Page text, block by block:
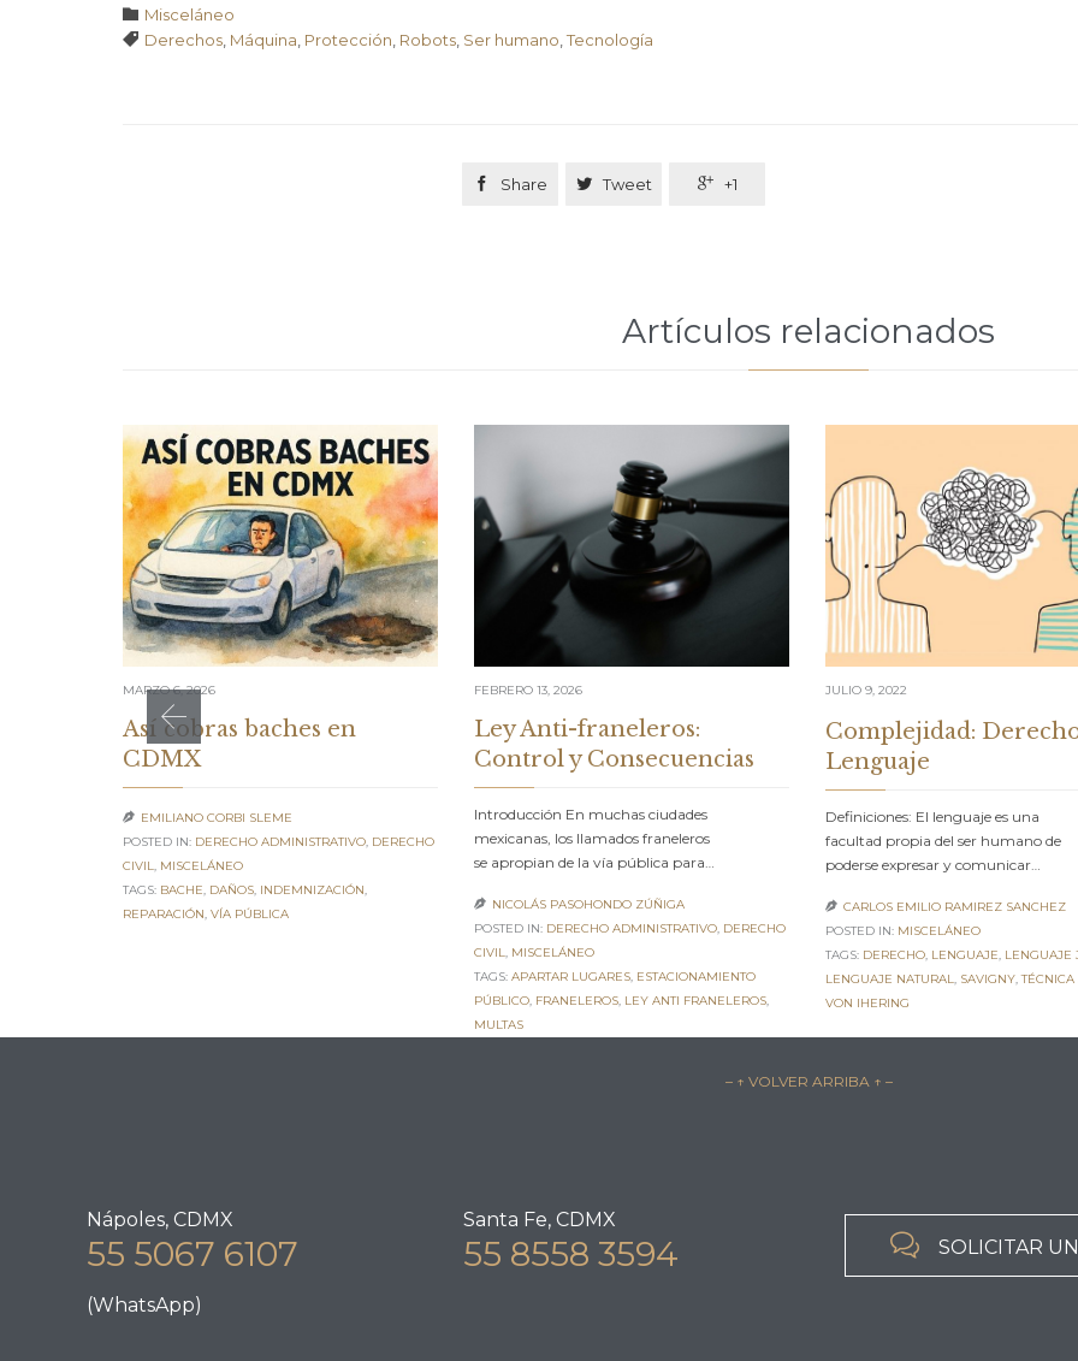
 Category
Misceláneo
 Tags
Derechos Máquina Protección Robots Ser humano ,Tecnología
 Share  Tweet  +1
Artículos relacionados
MARZO 6, 2026
Así cobras baches en
CDMX
 EMILIANO CORBI SLEME
POSTED IN: DERECHO ADMINISTRATIVO, DERECHO
CIVIL, MISCELÁNEO
TAGS: BACHE, DAÑOS, INDEMNIZACIÓN,
REPARACIÓN, VÍA PÚBLICA
FEBRERO 13, 2026
Ley Anti-franeleros:
Control y Consecuencias
Introducción En muchas ciudades
mexicanas, los llamados franeleros
se apropian de la vía pública para…
 NICOLÁS PASOHONDO ZÚÑIGA
POSTED IN: DERECHO ADMINISTRATIVO, DERECHO
CIVIL, MISCELÁNEO
TAGS: APARTAR LUGARES, ESTACIONAMIENTO
PÚBLICO, FRANELEROS, LEY ANTI FRANELEROS,
MULTAS
JULIO 9, 2022
Complejidad:
Lenguaje
Definiciones: El lenguaje es una
facultad propia del ser humano de
poderse expresar y comunicar…
 CARLOS EMILIO RAMIREZ SANCHEZ
POSTED IN: MISCELÁNEO
TAGS: DERECHO, LENGUAJE, LENGUAJE
LENGUAJE NATURAL, SAVIGNY,
VON IHERING
– ↑ VOLVER ARRIBA ↑ –
Nápoles, CDMX
55 5067 6107
(WhatsApp)
Santa Fe, CDMX
55 8558 3594  SOLICITAR